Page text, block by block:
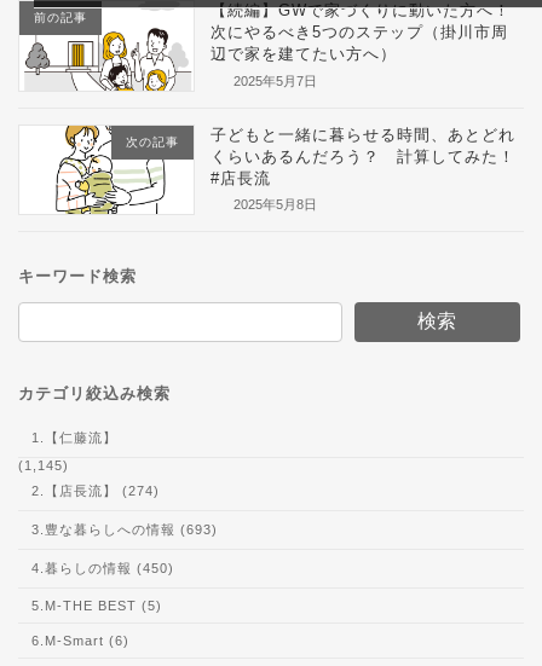
前の記事
【続編】GWで家づくりに動いた方へ！
次にやるべき5つのステップ（掛川市周
辺で家を建てたい方へ）
2025年5月7日
次の記事
子どもと一緒に暮らせる時間、あとどれ
くらいあるんだろう？ 計算してみた！
#店長流
2025年5月8日
キーワード検索
検索
カテゴリ絞込み検索
1.【仁藤流】
(1,145)
2.【店長流】 (274)
3.豊な暮らしへの情報 (693)
4.暮らしの情報 (450)
5.M-THE BEST (5)
6.M-Smart (6)